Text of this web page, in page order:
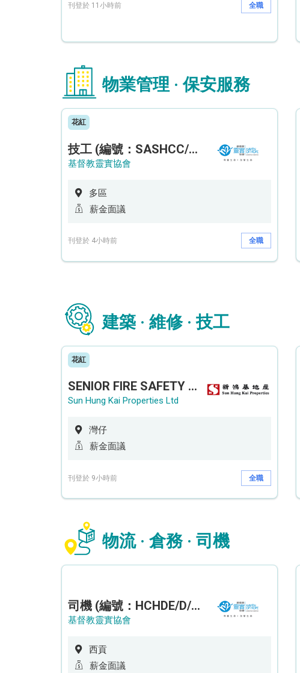
刊登於 11小時前 全職
物業管理 · 保安服務
花紅
技工 (編號：SASHCC/A/CTE)
基督教靈實協會
多區
薪金面議
刊登於 4小時前 全職
建築 · 維修 · 技工
花紅
SENIOR FIRE SAFETY OFFICER / FIRE SAFETY OFFICER
Sun Hung Kai Properties Ltd
灣仔
薪金面議
刊登於 9小時前 全職
物流 · 倉務 · 司機
司機 (編號：HCHDE/D/CTE)
基督教靈實協會
西貢
薪金面議